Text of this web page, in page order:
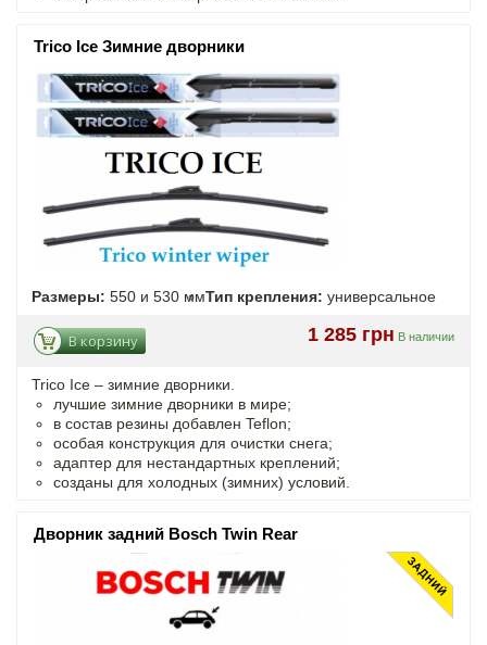
Trico Ice Зимние дворники
Размеры: 550 и 530 ммТип крепления: универсальное
1 285 грн В наличии
В корзину
Trico Ice – зимние дворники.
лучшие зимние дворники в мире;
в состав резины добавлен Teflon;
особая конструкция для очистки снега;
адаптер для нестандартных креплений;
созданы для холодных (зимних) условий.
Дворник задний Bosch Twin Rear